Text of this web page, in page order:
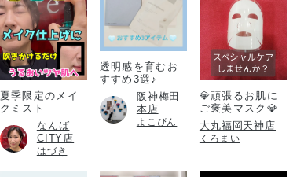
夏季限定のメイ
クミスト
なんば
CITY店
はづき
透明感を育むお
すすめ3選♪
阪神梅田
本店
よこぴん
💎頑張るお肌に
ご褒美マスク💎
大丸福岡天神店
くろまい